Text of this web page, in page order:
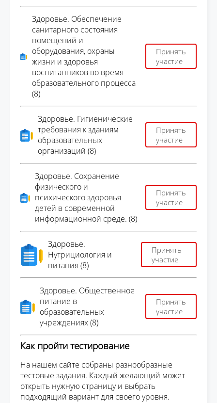
Здоровье. Обеспечение
санитарного состояния
помещений и
оборудования, охраны
жизни и здоровья
воспитанников во время
образовательного процесса
(8)
Принять
участие
Здоровье. Гигиенические
требования к зданиям
образовательных
организаций (8)
Принять
участие
Здоровье. Сохранение
физического и
психического здоровья
детей в современной
информационной среде. (8)
Принять
участие
Здоровье.
Нутрициология и
питания (8)
Принять
участие
Здоровье. Общественное
питание в
образовательных
учреждениях (8)
Принять
участие
Как пройти тестирование
На нашем сайте собраны разнообразные
тестовые задания. Каждый желающий может
открыть нужную страницу и выбрать
подходящий вариант для своего уровня.